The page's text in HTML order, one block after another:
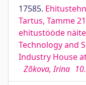
17585.
Tartus, Tamme
ehitustööde
Technology and
Industry House
Zõkova, Irina